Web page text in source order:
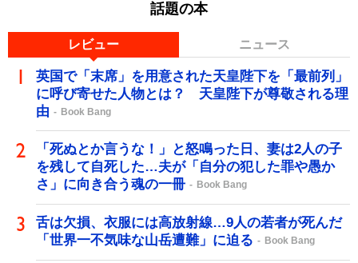
話題の本
レビュー ニュース
英国で「末席」を用意された天皇陛下を「最前列」
に呼び寄せた人物とは？ 天皇陛下が尊敬される理
由
Book Bang
「死ぬとか言うな！」と怒鳴った日、妻は2人の子
を残して自死した…夫が「自分の犯した罪や愚か
さ」に向き合う魂の一冊
Book Bang
舌は欠損、衣服には高放射線…9人の若者が死んだ
「世界一不気味な山岳遭難」に迫る
Book Bang